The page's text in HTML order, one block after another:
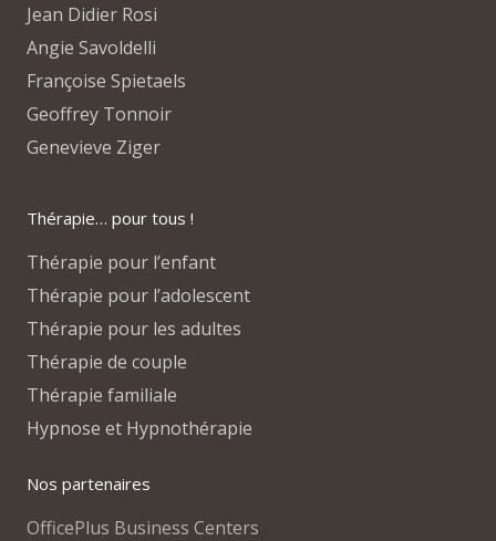
Jean Didier Rosi
Angie Savoldelli
Françoise Spietaels
Geoffrey Tonnoir
Genevieve Ziger
Thérapie… pour tous !
Thérapie pour l’enfant
Thérapie pour l’adolescent
Thérapie pour les adultes
Thérapie de couple
Thérapie familiale
Hypnose et Hypnothérapie
Nos partenaires
OfficePlus Business Centers